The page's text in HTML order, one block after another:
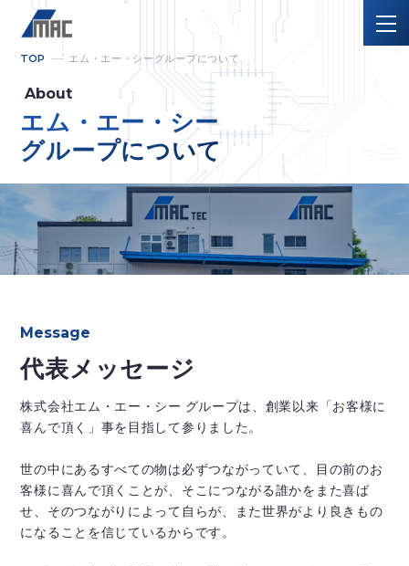
TOP エム・エー・シーグループについて
About
エム・エー・シー
グループについて
Message
代表メッセージ
株式会社エム・エー・シー グループは、創業以来「お客様に
喜んで頂く」事を目指して参りました。
世の中にあるすべての物は必ずつながっていて、目の前のお
客様に喜んで頂くことが、そこにつながる誰かをまた喜ば
せ、そのつながりによって自らが、また世界がより良きもの
になることを信じているからです。